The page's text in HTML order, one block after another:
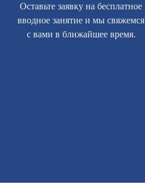
Оставьте заявку на бесплатное
вводное занятие и мы свяжемся
с вами в ближайшее время.